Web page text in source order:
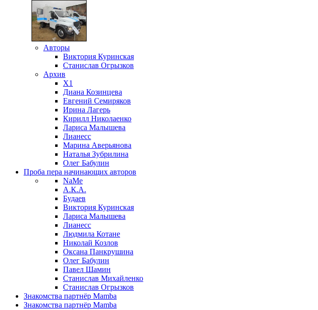
Авторы
Виктория Куринская
Станислав Огрызков
Архив
X1
Диана Козинцева
Евгений Семиряков
Ирина Лагерь
Кирилл Николаенко
Лариса Малышева
Лианесс
Марина Аверьянова
Наталья Зубрилина
Олег Бабулин
Проба пера начинающих авторов
NaMe
А.К.А.
Будаев
Виктория Куринская
Лариса Малышева
Лианесс
Людмила Котане
Николай Козлов
Оксана Панкрушина
Олег Бабулин
Павел Шамин
Станислав Михайленко
Станислав Огрызков
Знакомства партнёр Mamba
Знакомства партнёр Mamba